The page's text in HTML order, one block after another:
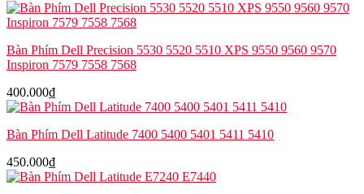
số
lượng
Bàn Phím Dell Precision 5530 5520 5510 XPS 9550 9560 9570
Inspiron 7579 7558 7568
400.000₫
Bàn Phím Dell Latitude 7400 5400 5401 5411 5410
450.000₫